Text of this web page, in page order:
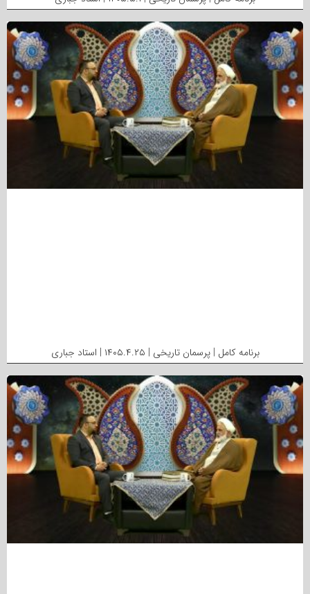
برنامه کامل | پرسمان تاریخی | ۱۴۰۵.۴.۲۵ | استاد جباری